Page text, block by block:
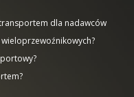
dla nadawców